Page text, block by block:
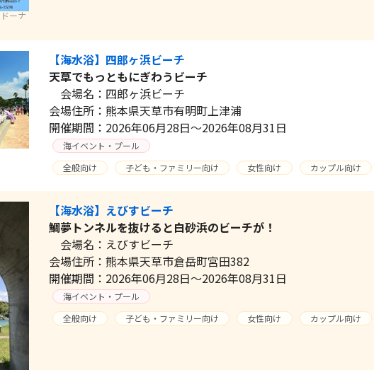
ーナ
【海水浴】四郎ヶ浜ビーチ
天草でもっともにぎわうビーチ
会場名：四郎ヶ浜ビーチ
会場住所：熊本県天草市有明町上津浦
開催期間：2026年06月28日～2026年08月31日
海イベント・プール
全般向け
子ども・ファミリー向け 女性向け カップル向け
【海水浴】えびすビーチ
鯛夢トンネルを抜けると白砂浜のビーチが！
会場名：えびすビーチ
会場住所：熊本県天草市倉岳町宮田382
開催期間：2026年06月28日～2026年08月31日
海イベント・プール
全般向け
子ども・ファミリー向け 女性向け カップル向け